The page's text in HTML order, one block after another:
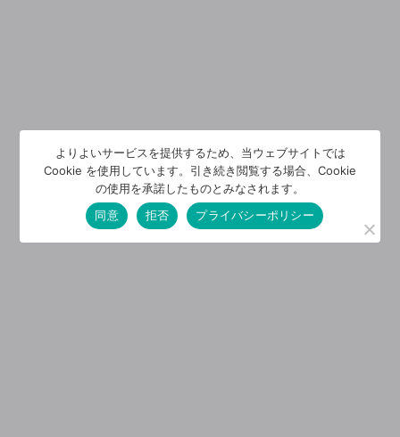
よりよいサービスを提供するため、当ウェブサイトでは
Cookie を使用しています。引き続き閲覧する場合、Cookie
の使用を承諾したものとみなされます。
同意
拒否 プライバシーポリシー